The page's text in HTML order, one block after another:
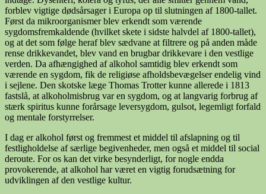
forblev vigtige dødsårsager i Europa op til slutningen af 1800-tallet.
Først da mikroorganismer blev erkendt som værende
sygdomsfremkaldende (hvilket skete i sidste halvdel af 1800-tallet),
og at det som følge heraf blev sædvane at filtrere og på anden måde
rense drikkevandet, blev vand en brugbar drikkevare i den vestlige
verden. Da afhængighed af alkohol samtidig blev erkendt som
værende en sygdom, fik de religiøse afholdsbevægelser endelig vind
i sejlene. Den skotske læge Thomas Trotter kunne allerede i 1813
fastslå, at alkoholmisbrug var en sygdom, og at langvarig forbrug af
stærk spiritus kunne forårsage leversygdom, gulsot, legemligt forfald
og mentale forstyrrelser.
I dag er alkohol først og fremmest et middel til afslapning og til
festligholdelse af særlige begivenheder, men også et middel til social
deroute. For os kan det virke besynderligt, for nogle endda
provokerende, at alkohol har været en vigtig forudsætning for
udviklingen af den vestlige kultur.